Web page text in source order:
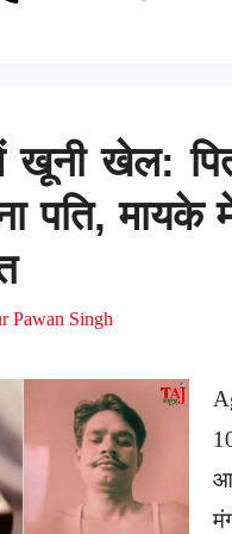
खूनी खेल:
पति, मायके
Pawan Singh